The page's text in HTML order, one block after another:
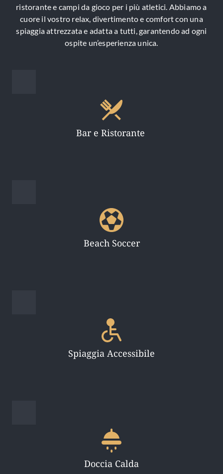
ristorante e campi da gioco per i più atletici. Abbiamo a
cuore il vostro relax, divertimento e comfort con una
spiaggia attrezzata e adatta a tutti, garantendo ad ogni
ospite un’esperienza unica.
Bar e Ristorante
Beach Soccer
Spiaggia Accessibile
Doccia Calda